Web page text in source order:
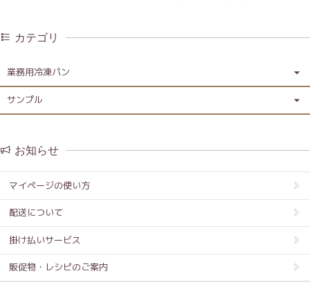
カテゴリ
業務用冷凍パン
サンプル
お知らせ
マイページの使い方
配送について
掛け払いサービス
販促物・レシピのご案内